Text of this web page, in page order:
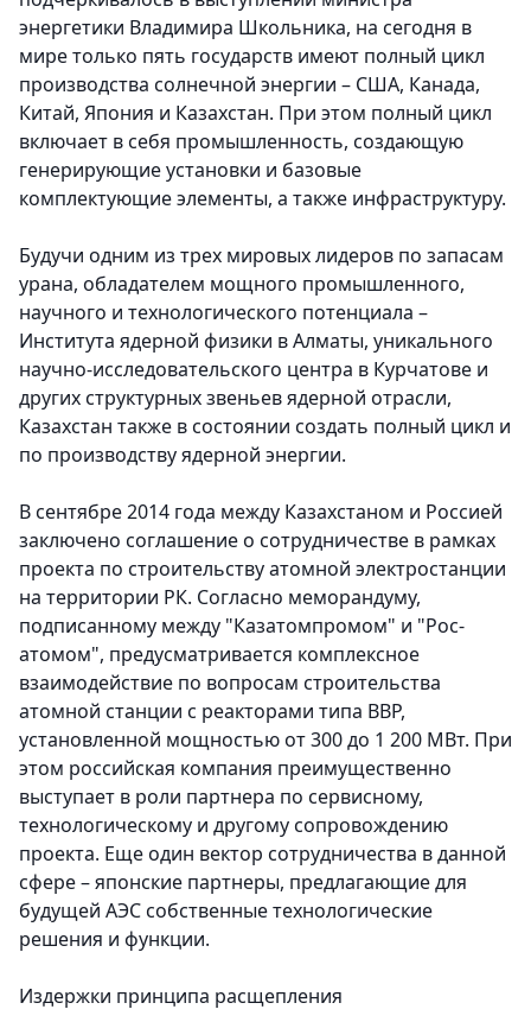
энергетики Владимира Школьника, на сегодня в
мире только пять государств имеют полный цикл
производства солнечной энергии – США, Канада,
Китай, Япония и Казахстан. При этом полный цикл
включает в себя промышленность, создающую
генерирующие установки и базовые
комплектующие элементы, а также инфраструктуру.
Будучи одним из трех мировых лидеров по запасам
урана, обладателем мощного промышленного,
научного и технологического потенциала –
Института ядерной физики в Алматы, уникального
научно-исследовательского центра в Курчатове и
других структурных звеньев ядерной отрасли,
Казахстан также в состоянии создать полный цикл и
по производству ядерной энергии.
В сентябре 2014 года между Казахстаном и Россией
заключено соглашение о сотрудничестве в рамках
проекта по строительству атомной электростанции
на территории РК. Согласно меморандуму,
подписанному между "Казатомпромом" и "Рос­
атомом", предусматривается комп­лексное
взаимодействие по вопросам строительства
атомной станции с реакторами типа ВВР,
установленной мощностью от 300 до 1 200 МВт. При
этом российская компания преимущественно
выступает в роли партнера по сервисному,
технологическому и другому сопровождению
проекта. Еще один вектор сотрудничества в данной
сфере – японские парт­неры, предлагающие для
будущей АЭС собственные технологические
решения и функции.
Издержки принципа расщепления